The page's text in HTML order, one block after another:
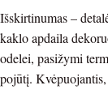
Išskirtinumas –
kaklo apdaila
odelei, pasižymi
pojūtį.